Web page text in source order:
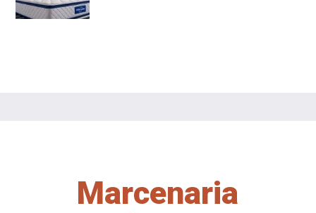
Marcenaria